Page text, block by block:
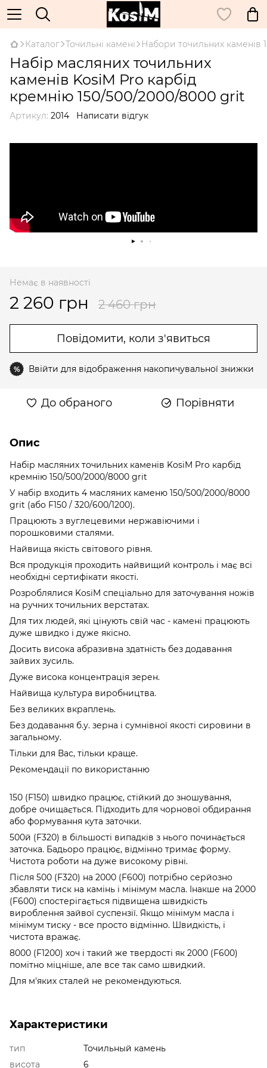
Каталог Точильні камені Набори точильних каменів
Набір масляних точильних
каменів KosiM Pro карбід
кремнію 150/500/2000/8000 grit
Артикул: 2014 Написати відгук
Немає в наявності
2 260 грн 2 460 грн
Повідомити, коли з'явиться
% Ввійти для відображення накопичувальної знижки
До обраного Порівняти
Опис
Набір масляних точильних каменів KosiM Pro карбід
кремнію 150/500/2000/8000 grit
У набір входить 4 масляних каменю 150/500/2000/8000
grit (або F150 / 320/600/1200).
Працюють з вуглецевими нержавіючими і
порошковими сталями.
Найвища якість світового рівня.
Вся продукція проходить найвищий контроль і має всі
необхідні сертифікати якості.
Розроблялися KosiM спеціально для заточування ножів
на ручних точильних верстатах.
Для тих людей, які цінують свій час - камені працюють
дуже швидко і дуже якісно.
Досить висока абразивна здатність без додавання
зайвих зусиль.
Дуже висока концентрація зерен.
Найвища культура виробництва.
Без великих вкраплень.
Без додавання б.у. зерна і сумнівної якості сировини в
загальному.
Тільки для Вас, тільки краще.
Рекомендації по використанню
150 (F150) швидко працює, стійкий до зношування,
добре очищається. Підходить для чорнової обдирання
або формування кута заточки.
500й (F320) в більшості випадків з нього починається
заточка. Бадьоро працює, відмінно тримає форму.
Чистота роботи на дуже високому рівні.
Після 500 (F320) на 2000 (F600) потрібно серйозно
збавляти тиск на камінь і мінімум масла. Інакше на 2000
(F600) спостерігається підвищена швидкість
вироблення зайвої суспензії. Якщо мінімум масла і
мінімум тиску - все просто відмінно. Швидкість, і
чистота вражає.
8000 (F1200) хоч і такий же твердості як 2000 (F600)
помітно міцніше, але все так само швидкий.
Для м'яких сталей не рекомендуються.
Характеристики
тип
Точильный камень
висота
6